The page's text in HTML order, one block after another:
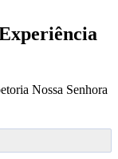
Nossa Senhora